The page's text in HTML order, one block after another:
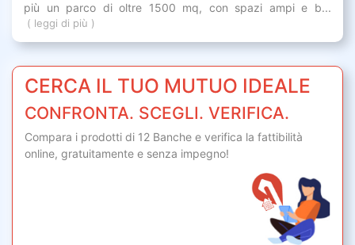
più un parco di oltre 1500 mq, con spazi ampi e b...
( leggi di più )
CERCA IL TUO MUTUO IDEALE
CONFRONTA. SCEGLI. VERIFICA.
Compara i prodotti di 12 Banche e verifica la fattibilità
online, gratuitamente e senza impegno!